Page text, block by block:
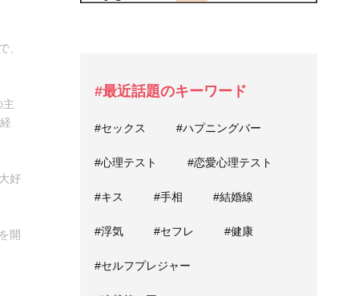
、
主
好
開
#最近話題のキーワード
#セックス #ハプニングバー
#心理テスト #恋愛心理テスト
#キス #手相 #結婚線
#浮気 #セフレ #健康
#セルフプレジャー